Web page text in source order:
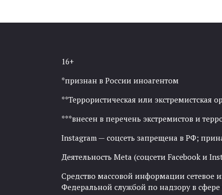
16+
*признан в России иноагентом
**Террористическая или экстремистская
***внесен в перечень экстремистов и
Instagram — соцсеть запрещена в РФ;
Деятельность Meta (соцсети Facebook и
Средство массовой информации сетевое
Федеральной службой по надзору в